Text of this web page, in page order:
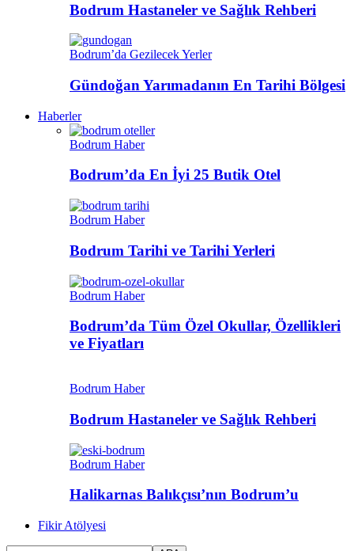
Bodrum Hastaneler ve Sağlık Rehberi
Bodrum’da Gezilecek Yerler
Gündoğan Yarımadanın En Tarihi Bölgesi
Haberler
Bodrum Haber
Bodrum’da En İyi 25 Butik Otel
Bodrum Haber
Bodrum Tarihi ve Tarihi Yerleri
Bodrum Haber
Bodrum’da Tüm Özel Okullar, Özellikleri
ve Fiyatları
Bodrum Haber
Bodrum Hastaneler ve Sağlık Rehberi
Bodrum Haber
Halikarnas Balıkçısı’nın Bodrum’u
Fikir Atölyesi